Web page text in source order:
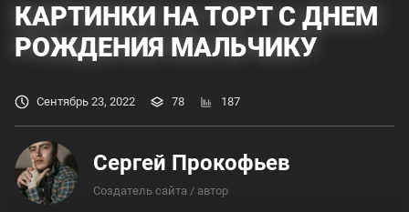
КАРТИНКИ НА ТОРТ С ДНЕМ
РОЖДЕНИЯ МАЛЬЧИКУ
Сентябрь 23, 2022 78 187
Сергей Прокофьев
Создатель сайта / автор